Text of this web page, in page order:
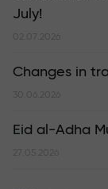
July!
02.07.2026
Changes in
30.06.2026
Eid al-Adha
27.05.2026